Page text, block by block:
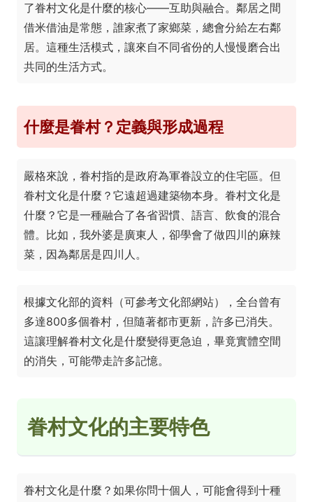
了眷村文化是什麼的核心——互助與融合。鄰居之間
借米借油是常態，誰家煮了家鄉菜，總會分給左右鄰
居。這種生活模式，讓來自不同省份的人慢慢磨合出
共同的生活方式。
什麼是眷村？定義與形成過程
嚴格來說，眷村指的是政府為軍眷設立的住宅區。但
眷村文化是什麼？它遠超過建築物本身。眷村文化是
什麼？它是一種融合了各省習慣、語言、飲食的混合
體。比如，我外婆是廣東人，卻學會了做四川的麻辣
菜，因為鄰居是四川人。
根據文化部的資料（可參考文化部網站），全台曾有
多達800多個眷村，但隨著都市更新，許多已消失。
這讓理解眷村文化是什麼變得更急迫，畢竟實體空間
的消失，可能帶走許多記憶。
眷村文化的主要特色
眷村文化是什麼？如果你問十個人，可能會得到十種